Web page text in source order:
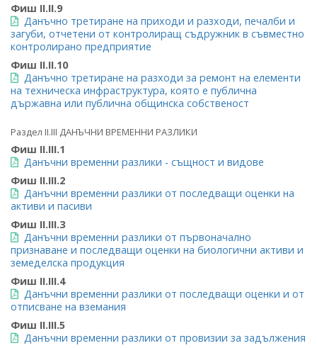
Фиш II.II.9
Данъчно третиране на приходи и разходи, печалби и
загуби, отчетени от контролиращ съдружник в съвместно
контролирано предприятие
Фиш II.II.10
Данъчно третиране на разходи за ремонт на елементи
на техническа инфраструктура, която е публична
държавна или публична общинска собственост
Раздел II.III ДАНЪЧНИ ВРЕМЕННИ РАЗЛИКИ
Фиш II.III.1
Данъчни временни разлики - същност и видове
Фиш II.III.2
Данъчни временни разлики от последващи оценки на
активи и пасиви
Фиш II.III.3
Данъчни временни разлики от първоначално
признаване и последващи оценки на биологични активи и
земеделска продукция
Фиш II.III.4
Данъчни временни разлики от последващи оценки и от
отписване на вземания
Фиш II.III.5
Данъчни временни разлики от провизии за задължения